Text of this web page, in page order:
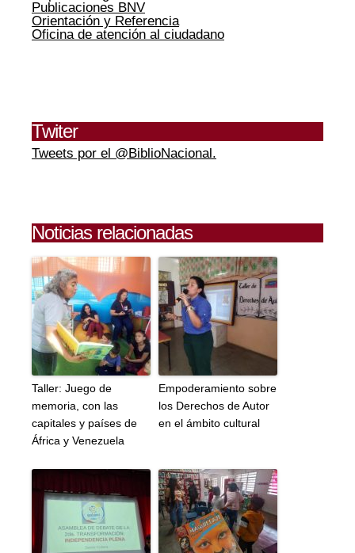
Publicaciones BNV
Orientación y Referencia
Oficina de atención al ciudadano
Twiter
Tweets por el @BiblioNacional.
Noticias relacionadas
Taller: Juego de
memoria, con las
capitales y países de
África y Venezuela
Empoderamiento sobre
los Derechos de Autor
en el ámbito cultural